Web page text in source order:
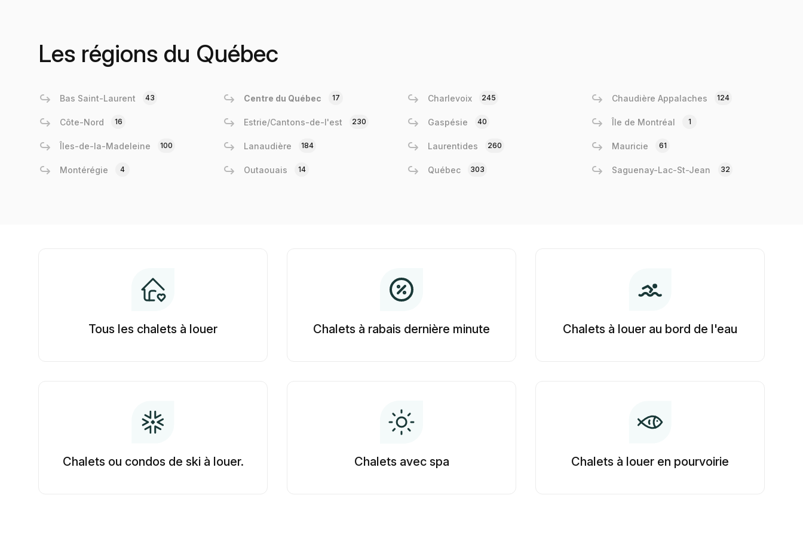
Les régions du Québec
Bas Saint-Laurent 43 Centre du Québec 17 Charlevoix 245 Chaudière Appalaches 124
Côte-Nord 16 Estrie/Cantons-de-l'est 230 Gaspésie 40 Île de Montréal 1
Îles-de-la-Madeleine 100 Lanaudière 184 Laurentides 260 Mauricie 61
Montérégie 4 Outaouais 14 Québec 303 Saguenay-Lac-St-Jean 32
Tous les chalets à louer Chalets à rabais dernière minute Chalets à louer au bord de l'eau
Chalets ou condos de ski à louer. Chalets avec spa Chalets à louer en pourvoirie